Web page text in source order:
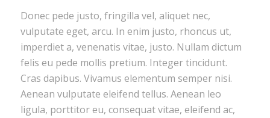
Donec pede justo, fringilla vel, aliquet nec,
vulputate eget, arcu. In enim justo, rhoncus ut,
imperdiet a, venenatis vitae, justo. Nullam dictum
felis eu pede mollis pretium. Integer tincidunt.
Cras dapibus. Vivamus elementum semper nisi.
Aenean vulputate eleifend tellus. Aenean leo
ligula, porttitor eu, consequat vitae, eleifend ac,